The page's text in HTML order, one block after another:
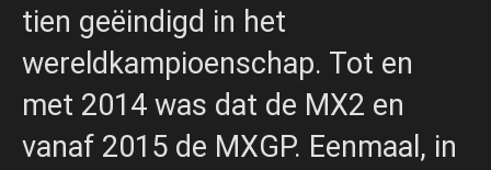
tien geëindigd in het
wereldkampioenschap. Tot en
met 2014 was dat de MX2 en
vanaf 2015 de MXGP. Eenmaal, in